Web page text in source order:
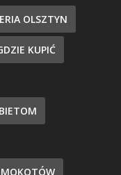
OLSZTYN
KUPIĆ
MOKOTÓW